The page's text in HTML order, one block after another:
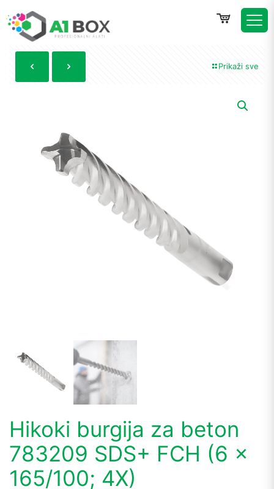
Prikaži sve
Hikoki burgija za beton
783209 SDS+ FCH (6 x
165/100; 4X)